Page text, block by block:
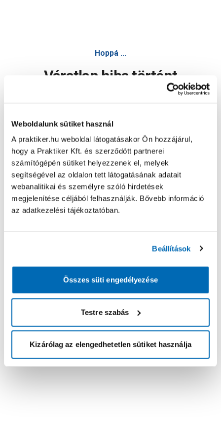
Weboldalunk sütiket használ
A praktiker.hu weboldal látogatásakor Ön hozzájárul,
hogy a Praktiker Kft. és szerződött partnerei
számítógépén sütiket helyezzenek el, melyek
segítségével az oldalon tett látogatásának adatait
webanalitikai és személyre szóló hirdetések
megjelenítése céljából felhasználják. Bővebb információ
az adatkezelési tájékoztatóban.
Beállítások
Összes süti engedélyezése
Testre szabás
Kizárólag az elengedhetetlen sütiket használja
Hoppá ...
Váratlan hiba történt
Oldal újratöltése